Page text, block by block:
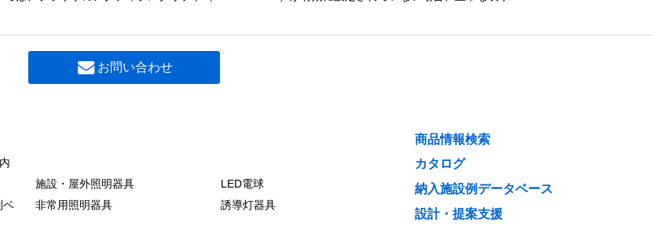
お問い合わせ
施設・屋外照明器具
LED電球
ベ
非常用照明器具 誘導灯器具
商品情報検索
カタログ
納入施設例データベース
設計・提案支援